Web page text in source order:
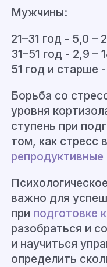
Мужчины:
21–31 год - 5,0 –
31–51 год - 2,9 –
51 год и старше -
Борьба со
уровня
ступень при
том, как стресс
репродуктивные
важно для
при подготовке
разобраться и
и научиться
определить